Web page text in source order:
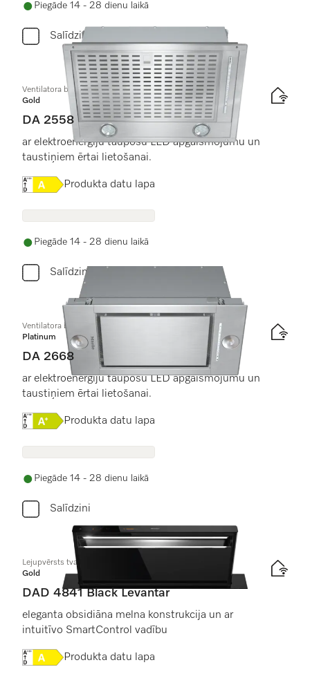
Piegāde 14 - 28 dienu laikā
Salīdzini
Ventilatora bloka tvaika nosūcējs
Gold
DA 2558
ar elektroenerģiju taupošu LED apgaismojumu un
taustiņiem ērtai lietošanai.
Online Label Flag, Energoefektivitātes etiķete
Produkta datu lapa
Piegāde 14 - 28 dienu laikā
Salīdzini
Ventilatora bloka tvaika nosūcējs
Platinum
DA 2668
ar elektroenerģiju taupošu LED apgaismojumu un
taustiņiem ērtai lietošanai.
Online Label Flag, Energoefektivitātes etiķete
Produkta datu lapa
Piegāde 14 - 28 dienu laikā
Salīdzini
Lejupvērsts tvaika nosūcējs
Gold
DAD 4841 Black Levantar
eleganta obsidiāna melna konstrukcija un ar
intuitīvo SmartControl vadību
Online Label Flag, Energoefektivitātes etiķete
Produkta datu lapa